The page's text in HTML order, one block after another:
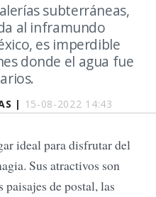
| 15-08-2022 14:43
subterráneas,
al inframundo
es imperdible
donde el agua fue
ideal para disfrutar del
Sus atractivos son
de postal, las